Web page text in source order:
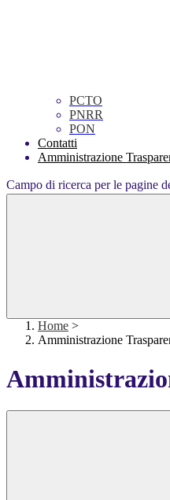
PCTO
PNRR
PON
Contatti
Amministrazione
Campo di ricerca per le pagine
Home >
Amministrazione